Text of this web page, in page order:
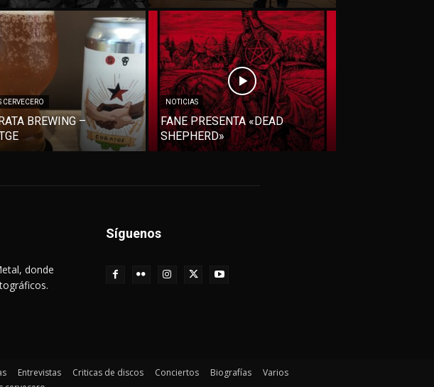
CERVECERO
BREWING –
NOTICIAS
FANE PRESENTA «DEAD
SHEPHERD»
donde
Síguenos
Entrevistas Criticas de discos Conciertos Biografías
Varios